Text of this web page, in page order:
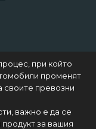
при който
променят
своите превозни
важно е да се
за вашия